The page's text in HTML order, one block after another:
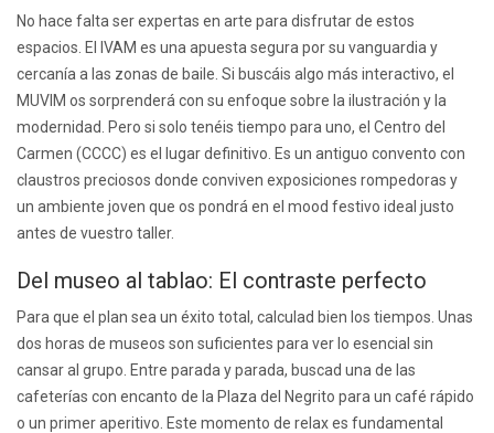
No hace falta ser expertas en arte para disfrutar de estos
espacios. El IVAM es una apuesta segura por su vanguardia y
cercanía a las zonas de baile. Si buscáis algo más interactivo, el
MUVIM os sorprenderá con su enfoque sobre la ilustración y la
modernidad. Pero si solo tenéis tiempo para uno, el Centro del
Carmen (CCCC) es el lugar definitivo. Es un antiguo convento con
claustros preciosos donde conviven exposiciones rompedoras y
un ambiente joven que os pondrá en el mood festivo ideal justo
antes de vuestro taller.
Del museo al tablao: El contraste perfecto
Para que el plan sea un éxito total, calculad bien los tiempos. Unas
dos horas de museos son suficientes para ver lo esencial sin
cansar al grupo. Entre parada y parada, buscad una de las
cafeterías con encanto de la Plaza del Negrito para un café rápido
o un primer aperitivo. Este momento de relax es fundamental